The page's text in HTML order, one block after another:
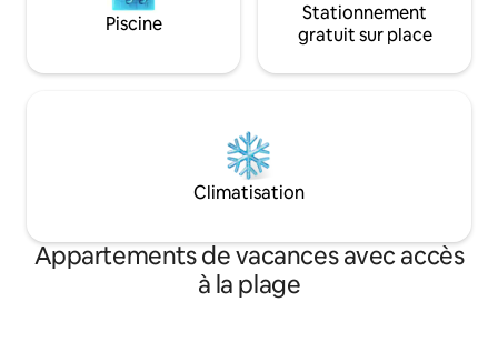
Piscine
Stationnement
gratuit sur place
Climatisation
Appartements de vacances avec accès
à la plage